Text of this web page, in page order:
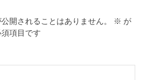
開されることはありません。 ※ が
項目です